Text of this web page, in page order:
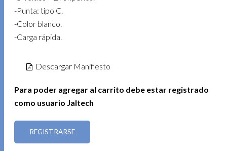
-Punta: tipo C.
-Color blanco.
-Carga rápida.
Descargar Manifiesto
Para poder agregar al carrito debe estar registrado
como usuario Jaltech
REGISTRARSE